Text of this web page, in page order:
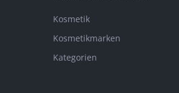
Kosmetik
Kosmetikmarken
Kategorien